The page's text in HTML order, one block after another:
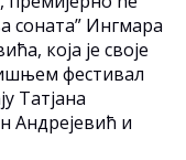
соната” Ингмара
која је своје
фестивал
Татјана
Андрејевић и